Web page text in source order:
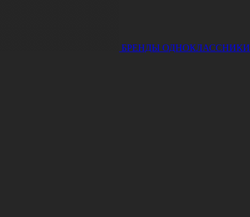
БРЕНДЫ ОДНОКЛАССНИКИ